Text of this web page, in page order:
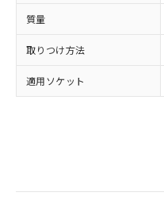
質量
取りつけ方法
適用ソケット
お客様が当
および当社
品・サービ
※3 非含有証明
下記の非含有証
とができます。